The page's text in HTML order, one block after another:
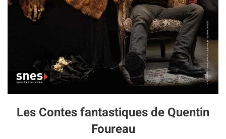
Les Contes fantastiques de Quentin
Foureau